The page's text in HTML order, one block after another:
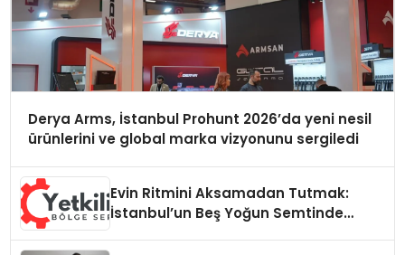
Derya Arms, İstanbul Prohunt 2026’da yeni nesil
ürünlerini ve global marka vizyonunu sergiledi
Evin Ritmini Aksamadan Tutmak:
İstanbul’un Beş Yoğun Semtinde